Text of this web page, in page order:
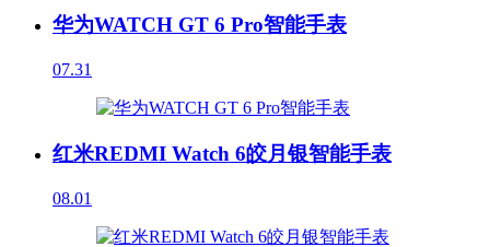
华为WATCH GT 6 Pro智能手表
07.31
红米REDMI Watch 6皎月银智能手表
08.01